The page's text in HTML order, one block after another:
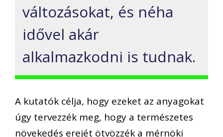
változásokat, és néha
idővel akár
alkalmazkodni is tudnak.
A kutatók célja, hogy ezeket az anyagokat
úgy tervezzék meg, hogy a természetes
növekedés erejét ötvözzék a mérnöki